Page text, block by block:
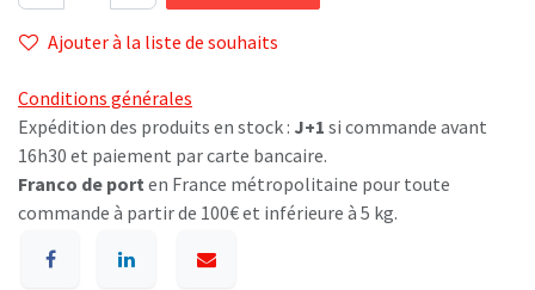
Ajouter à la liste de souhaits
Conditions générales
Expédition des produits en stock : J+1 si commande avant
16h30 et paiement par carte bancaire.
Franco de port en France métropolitaine pour toute
commande à partir de 100€ et inférieure à 5 kg.